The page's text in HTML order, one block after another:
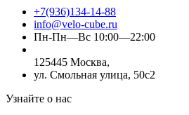
+7(936)134-14-88
info@velo-cube.ru
Пн-Пн—Вс 10:00—22:00
125445 Москва,
ул. Смольная улица, 50с2
Узнайте о нас